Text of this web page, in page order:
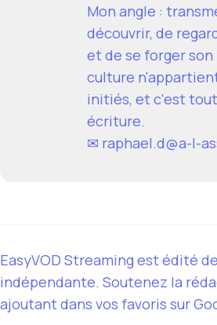
Mon angle :
découvrir, de
et de se forger
culture
initiés, et c'est
écriture.
✉ raphael.d@a-l-
EasyVOD Streaming est édité
indépendante. Soutenez la
ajoutant dans vos favoris sur